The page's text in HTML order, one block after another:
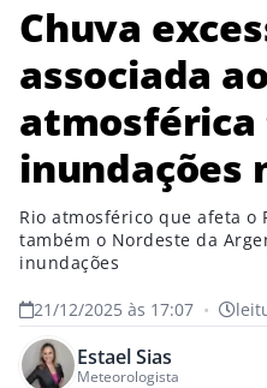
Chuva
associada
atmosférica
inundações
Rio atmosférico que afeta o
também o Nordeste da
inundações
21/12/2025 às 17:07 •
Estael Sias
Meteorologista